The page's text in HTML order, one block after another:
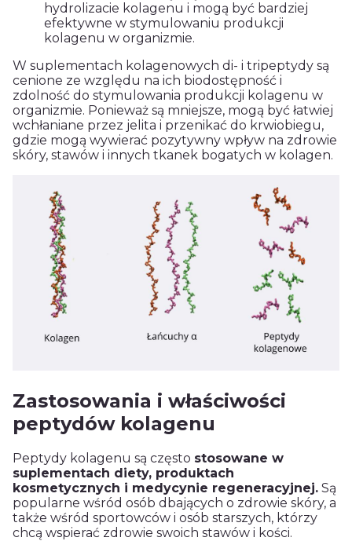
hydrolizacie kolagenu i mogą być bardziej
efektywne w stymulowaniu produkcji
kolagenu w organizmie.
W suplementach kolagenowych di- i tripeptydy są
cenione ze względu na ich biodostępność i
zdolność do stymulowania produkcji kolagenu w
organizmie. Ponieważ są mniejsze, mogą być łatwiej
wchłaniane przez jelita i przenikać do krwiobiegu,
gdzie mogą wywierać pozytywny wpływ na zdrowie
skóry, stawów i innych tkanek bogatych w kolagen.
Zastosowania i właściwości
peptydów kolagenu
Peptydy kolagenu są często stosowane w
suplementach diety, produktach
kosmetycznych i medycynie regeneracyjnej. Są
popularne wśród osób dbających o zdrowie skóry, a
także wśród sportowców i osób starszych, którzy
chcą wspierać zdrowie swoich stawów i kości.